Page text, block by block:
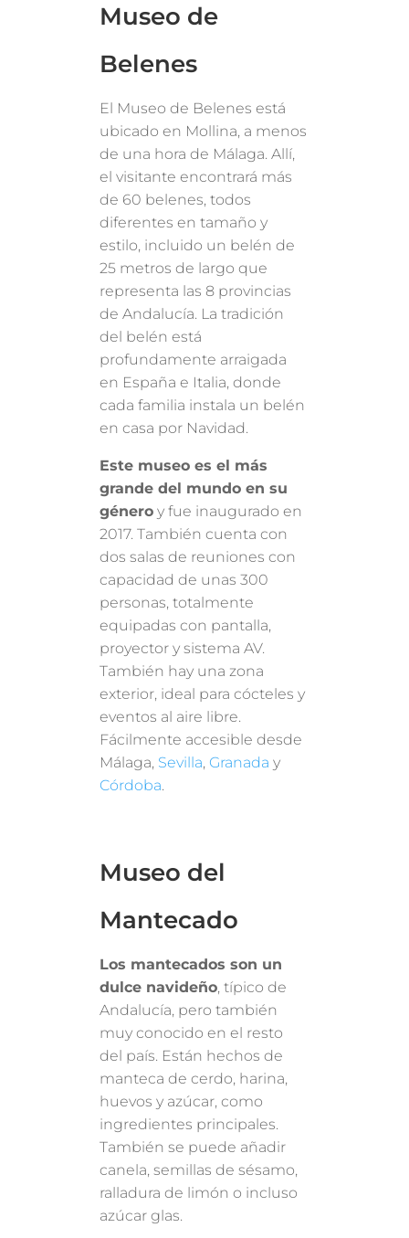
Museo de
Belenes
El Museo de Belenes está
ubicado en Mollina, a menos
de una hora de Málaga. Allí,
el visitante encontrará más
de 60 belenes, todos
diferentes en tamaño y
estilo, incluido un belén de
25 metros de largo que
representa las 8 provincias
de Andalucía. La tradición
del belén está
profundamente arraigada
en España e Italia, donde
cada familia instala un belén
en casa por Navidad.
Este museo es el más
grande del mundo en su
género y fue inaugurado en
2017. También cuenta con
dos salas de reuniones con
capacidad de unas 300
personas, totalmente
equipadas con pantalla,
proyector y sistema AV.
También hay una zona
exterior, ideal para cócteles y
eventos al aire libre.
Fácilmente accesible desde
Málaga, Sevilla, Granada y
Córdoba.
Museo del
Mantecado
Los mantecados son un
dulce navideño, típico de
Andalucía, pero también
muy conocido en el resto
del país. Están hechos de
manteca de cerdo, harina,
huevos y azúcar, como
ingredientes principales.
También se puede añadir
canela, semillas de sésamo,
ralladura de limón o incluso
azúcar glas.